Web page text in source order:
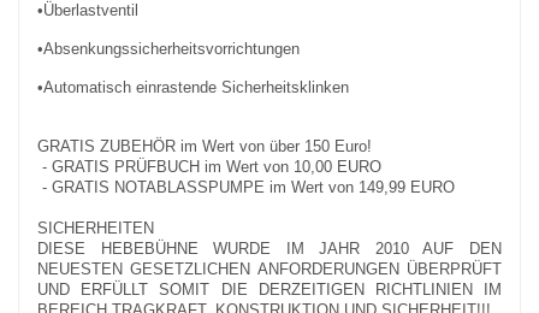
•Überlastventil
•Absenkungssicherheitsvorrichtungen
•Automatisch einrastende Sicherheitsklinken
GRATIS ZUBEHÖR im Wert von über 150 Euro!
- GRATIS PRÜFBUCH im Wert von 10,00 EURO
- GRATIS NOTABLASSPUMPE im Wert von 149,99 EURO
SICHERHEITEN
DIESE HEBEBÜHNE WURDE IM JAHR 2010 AUF DEN
NEUESTEN GESETZLICHEN ANFORDERUNGEN ÜBERPRÜFT
UND ERFÜLLT SOMIT DIE DERZEITIGEN RICHTLINIEN IM